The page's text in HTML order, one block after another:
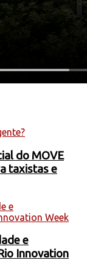
do MOVE
taxistas e
e
Innovation